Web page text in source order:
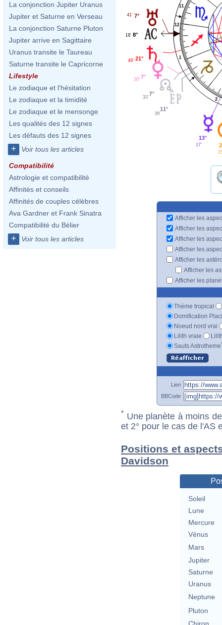
La conjonction Jupiter Uranus
Jupiter et Saturne en Verseau
La conjonction Saturne Pluton
Jupiter arrive en Sagittaire
Uranus transite le Taureau
Saturne transite le Capricorne
Lifestyle
Le zodiaque et l'hésitation
Le zodiaque et la timidité
Le zodiaque et le mensonge
Les qualités des 12 signes
Les défauts des 12 signes
+ Voir tous les articles
Compatibilité
Astrologie et compatibilité
Affinités et conseils
Affinités de couples célèbres
Ava Gardner et Frank Sinatra
Compatibilité du Bélier
+ Voir tous les articles
1
2
11
12
7°
41'
8°
18'
21°
49'
7°
30'
7°
33'
11°
39'
13°
17'
Afficher les
Afficher les
Afficher les
Afficher les
Afficher les
Afficher les
Afficher les
Thème tropical
Domification
Noeud nord vrai
Lilith vraie
Sauts Astrotheme
Lien
BBCode
* Une planète à moins
et 2° pour le cas de l'AS
Positions et
Davidson
Soleil
Lune
Mercure
Vénus
Mars
Jupiter
Saturne
Uranus
Neptune
Pluton